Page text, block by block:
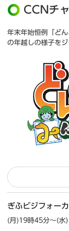
CCNチ
年末年始恒例「ど
の年越しの様子を
ぎふビジフォー
(月)19時45分～(水